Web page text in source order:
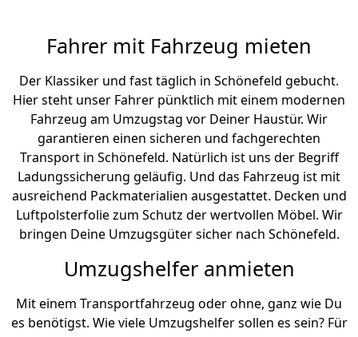
Fahrer mit Fahrzeug mieten
Der Klassiker und fast täglich in Schönefeld gebucht.
Hier steht unser Fahrer pünktlich mit einem modernen
Fahrzeug am Umzugstag vor Deiner Haustür. Wir
garantieren einen sicheren und fachgerechten
Transport in Schönefeld. Natürlich ist uns der Begriff
Ladungssicherung geläufig. Und das Fahrzeug ist mit
ausreichend Packmaterialien ausgestattet. Decken und
Luftpolsterfolie zum Schutz der wertvollen Möbel. Wir
bringen Deine Umzugsgüter sicher nach Schönefeld.
Umzugshelfer anmieten
Mit einem Transportfahrzeug oder ohne, ganz wie Du
es benötigst. Wie viele Umzugshelfer sollen es sein? Für